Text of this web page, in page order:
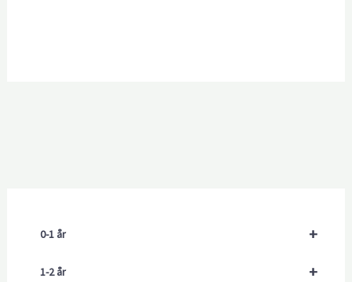
+
0-1 år
+
1-2 år